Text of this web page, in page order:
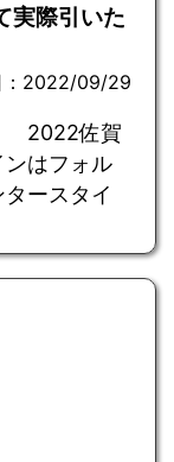
実際引いた
：2022/09/29
2022佐賀
ンはフォル
ースタイ